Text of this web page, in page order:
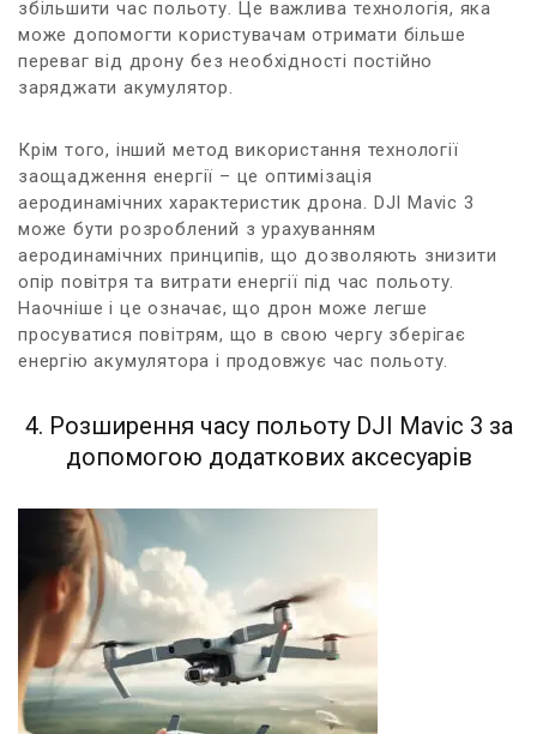
збільшити ‌час польоту. ‌Це важлива ⁤технологія, яка
може допомогти ‌користувачам отримати більше
переваг від дрону ⁣без необхідності постійно
заряджати акумулятор.
Крім того, інший ⁤метод використання технології
‌заощадження енергії – це оптимізація
аеродинамічних характеристик дрона. DJI Mavic‍ 3
може ​бути розроблений з урахуванням
аеродинамічних⁤ принципів, що дозволяють знизити
опір ​повітря та витрати енергії під час⁤ польоту.
Наочніше і ​це ​означає, що дрон може легше
‌просуватися повітрям, що в свою чергу зберігає
енергію акумулятора і продовжує час ​польоту.
4. Розширення ⁢часу польоту‍ DJI ‍Mavic‍ 3 за
допомогою додаткових аксесуарів